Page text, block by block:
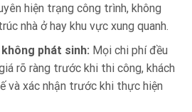
hiện trạng công trình, không
nhà ở hay khu vực xung quanh.
phát sinh: Mọi chi phí đều
rõ ràng trước khi thi công, khách
và xác nhận trước khi thực hiện